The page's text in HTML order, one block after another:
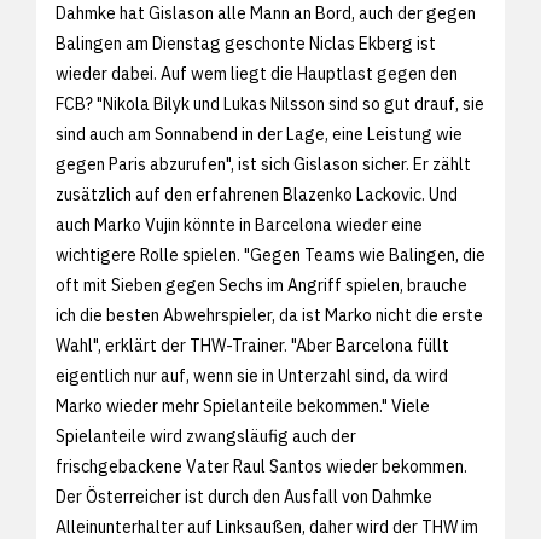
Dahmke hat Gislason alle Mann an Bord, auch der gegen
Balingen am Dienstag geschonte Niclas Ekberg ist
wieder dabei. Auf wem liegt die Hauptlast gegen den
FCB? "Nikola Bilyk und Lukas Nilsson sind so gut drauf, sie
sind auch am Sonnabend in der Lage, eine Leistung wie
gegen Paris abzurufen", ist sich Gislason sicher. Er zählt
zusätzlich auf den erfahrenen Blazenko Lackovic. Und
auch Marko Vujin könnte in Barcelona wieder eine
wichtigere Rolle spielen. "Gegen Teams wie Balingen, die
oft mit Sieben gegen Sechs im Angriff spielen, brauche
ich die besten Abwehrspieler, da ist Marko nicht die erste
Wahl", erklärt der THW-Trainer. "Aber Barcelona füllt
eigentlich nur auf, wenn sie in Unterzahl sind, da wird
Marko wieder mehr Spielanteile bekommen." Viele
Spielanteile wird zwangsläufig auch der
frischgebackene Vater Raul Santos wieder bekommen.
Der Österreicher ist durch den Ausfall von Dahmke
Alleinunterhalter auf Linksaußen, daher wird der THW im